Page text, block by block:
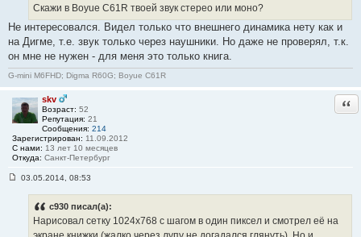
Скажи в Boyue C61R твоей звук стерео или моно?
Не интересовался. Видел только что внешнего динамика нету как и
на Дигме, т.е. звук только через наушники. Но даже не проверял, т.к.
он мне не нужен - для меня это только книга.
G-mini M6FHD; Digma R60G; Boyue C61R
skv
Возраст: 52
Репутация: 21
Сообщения: 214
Зарегистрирован: 11.09.2012
С нами: 13 лет 10 месяцев
Откуда: Санкт-Петербург
03.05.2014, 08:53
c930 писал(а):
Нарисовал сетку 1024х768 с шагом в один пиксел и смотрел её на